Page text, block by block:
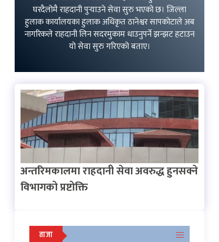
घरदैलोमै राहदानी पुर्‍याउने सेवा सुरु भएको छ। जिल्ला
हुलाक कार्यालयका हुलाक अधिकृत ठानेश्वर सापकोटाले अब
नागरिकले राहदानी लिन सदरमुकाम धाउनुपर्ने झन्झट हटाउन
यो सेवा सुरु गरिएको बताए।
अन्तरिमकालमा राहदानी सेवा अवरुद्ध हुनसक्ने
विभागको प्रष्टोक्ति
ताजा